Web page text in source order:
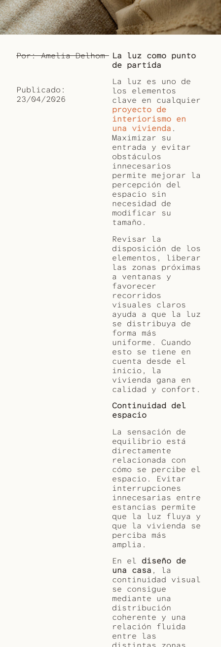
Por: Amelia Delhom
Publicado:
23/04/2026
La luz como punto
de partida
La luz es uno de
los elementos
clave en cualquier
proyecto de
interiorismo en
una vivienda .
Maximizar su
entrada y evitar
obstáculos
innecesarios
permite mejorar la
percepción del
espacio sin
necesidad de
modificar su
tamaño.
Revisar la
disposición de los
elementos, liberar
las zonas próximas
a ventanas y
favorecer
recorridos
visuales claros
ayuda a que la luz
se distribuya de
forma más
uniforme. Cuando
esto se tiene en
cuenta desde el
inicio, la
vivienda gana en
calidad y confort.
Continuidad del
espacio
La sensación de
equilibrio está
directamente
relacionada con
cómo se percibe el
espacio. Evitar
interrupciones
innecesarias entre
estancias permite
que la luz fluya y
que la vivienda se
perciba más
amplia.
En el diseño de
una casa , la
continuidad visual
se consigue
mediante una
distribución
coherente y una
relación fluida
entre las